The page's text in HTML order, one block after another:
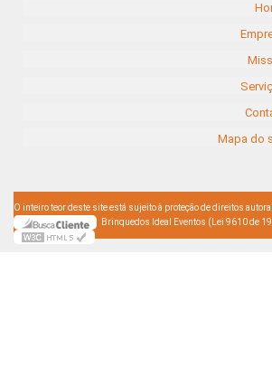
Mapa do
O inteiro teor deste site está sujeito à proteção de direitos
Brinquedos Ideal Eventos (Lei 9610 de